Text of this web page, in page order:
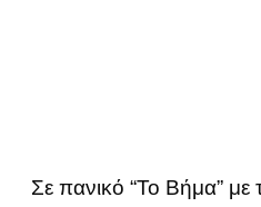
Σε πανικό “Το Βήμα” με